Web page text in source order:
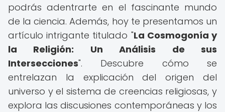
podrás adentrarte en el fascinante mundo
de la ciencia. Además, hoy te presentamos un
artículo intrigante titulado "La Cosmogonía y
la Religión: Un Análisis de sus
Intersecciones". Descubre cómo se
entrelazan la explicación del origen del
universo y el sistema de creencias religiosas, y
explora las discusiones contemporáneas y los